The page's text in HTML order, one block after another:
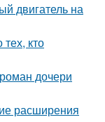
двигатель на
кто
дочери
расширения